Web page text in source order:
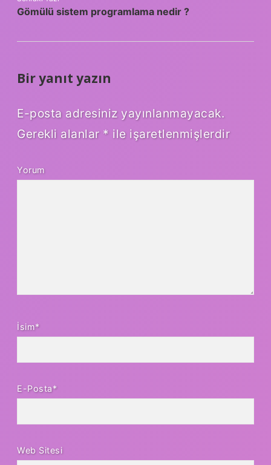
Gömülü sistem programlama nedir ?
Bir yanıt yazın
E-posta adresiniz yayınlanmayacak.
Gerekli alanlar * ile işaretlenmişlerdir
Yorum
İsim*
E-Posta*
Web Sitesi